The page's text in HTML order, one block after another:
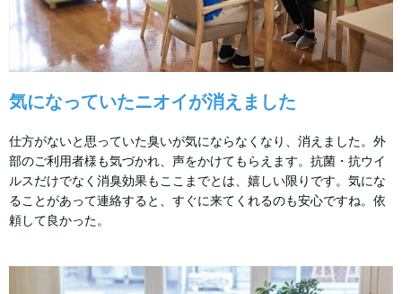
気になっていたニオイが消えました
仕方がないと思っていた臭いが気にならなくなり、消えました。外
部のご利用者様も気づかれ、声をかけてもらえます。抗菌・抗ウイ
ルスだけでなく消臭効果もここまでとは、嬉しい限りです。気にな
ることがあって連絡すると、すぐに来てくれるのも安心ですね。依
頼して良かった。